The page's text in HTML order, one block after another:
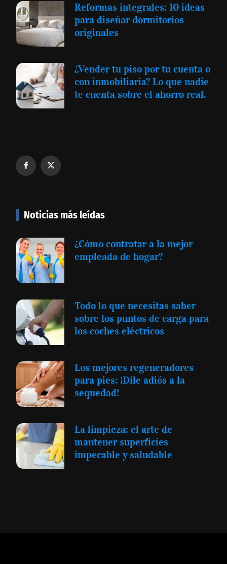
Reformas integrales: 10 ideas
para diseñar dormitorios
originales
¿Vender tu piso por tu cuenta o
con inmobiliaria? Lo que nadie
te cuenta sobre el ahorro real.
Noticias más leídas
¿Cómo contratar a la mejor
empleada de hogar?
Todo lo que necesitas saber
sobre los puntos de carga para
los coches eléctricos
Los mejores regeneradores
para pies: ¡Dile adiós a la
sequedad!
La limpieza: el arte de
mantener superficies
impecable y saludable